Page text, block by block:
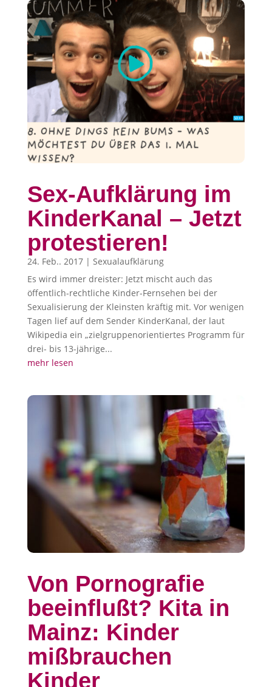
Sex-Aufklärung im
KinderKanal – Jetzt
protestieren!
24. Feb.. 2017| Sexualaufklärung
Es wird immer dreister: Jetzt mischt auch das
öffentlich-rechtliche Kinder-Fernsehen bei der
Sexualisierung der Kleinsten kräftig mit. Vor wenigen
Tagen lief auf dem Sender KinderKanal, der laut
Wikipedia ein „zielgruppenorientiertes Programm für
drei- bis 13-jährige...
mehr lesen
Von Pornografie
beeinflußt? Kita in
Mainz: Kinder
mißbrau­chen
Kinder